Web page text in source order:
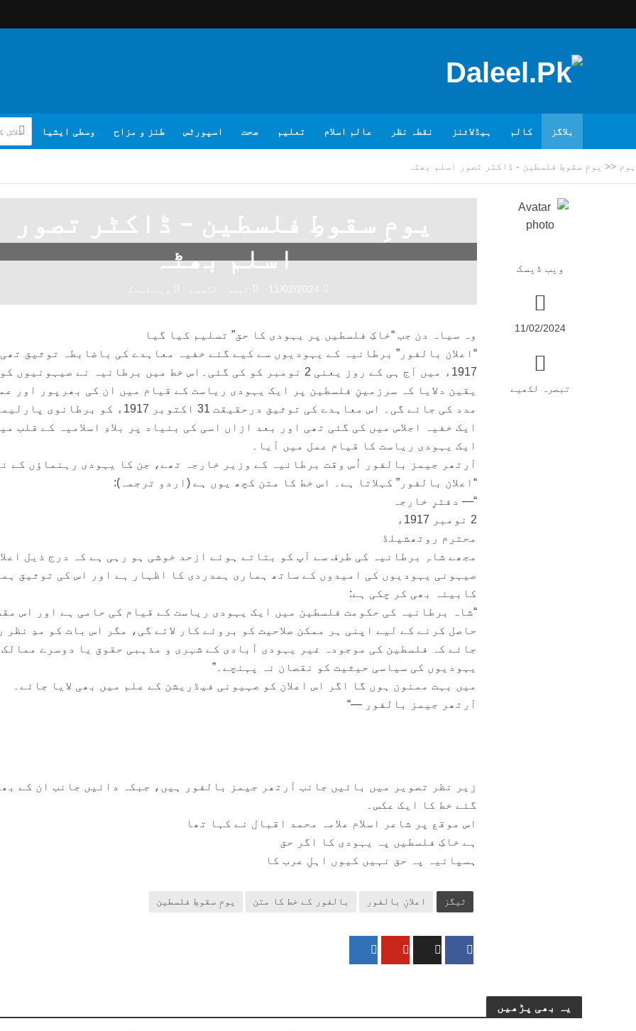
بلاگز کالم ہیڈلائنز نقطہ نظر عالم اسلام تعلیم صحت اسپورٹس طنز و مزاح وسطی ایشیا
ہوم << یومِ سقوطِ فلسطین - ڈاکٹر تصور اسلم بھٹہ
ویب ڈیسک
11/02/2024
تبصرہ لکھیے
یومِ سقوطِ فلسطین – ڈاکٹر تصور
اسلم بھٹہ
11/02/2024
وہ سیاہ دن جب “خاکِ فلسطیں پر یہودی کا حق” تسلیم کیا گیا
“اعلان بالفور” برطانیہ کے یہودیوں سے کیے گئے خفیہ معاہدے کی باضابطہ توثیق
1917ء میں آج ہی کے روز یعنی 2 نومبر کو کی گئی۔اس خط میں برطانیہ نے صیہونیوں
یقین دلایا کہ سرزمینِ فلسطین پر ایک یہودی ریاست کے قیام میں ان کی بھرپور اور
مدد کی جائے گی۔ اس معاہدے کی توثیق درحقیقت 31 اکتوبر 1917ء کو
ایک خفیہ اجلاس میں کی گئی تھی اور بعد ازاں اسی کی بنیاد پر بلادِ اسلامیہ کے قلب
ایک یہودی ریاست کا قیام عمل میں آیا۔
آرتھر جیمز بالفور اُس وقت برطانیہ کے وزیر خارجہ تھے، جن کا یہودی رہنماؤں کے
“اعلان بالفور” کہلاتا ہے۔ اس خط کا متن کچھ یوں ہے (اردو ترجمہ):
“— دفترِ خارجہ
2 نومبر 1917ء
محترم روتھشیلڈ
مجھے شاہِ برطانیہ کی طرف سے آپ کو بتاتے ہوئے ازحد خوشی ہو رہی ہے کہ درج ذیل
صیہونی یہودیوں کی امیدوں کے ساتھ ہماری ہمدردی کا اظہار ہے اور اس کی توثیق
کابینہ بھی کر چکی ہے:
“شاہ برطانیہ کی حکومت فلسطین میں ایک یہودی ریاست کے قیام کی حامی ہے اور اس
حاصل کرنے کے لیے اپنی ہر ممکن صلاحیت کو بروئے کار لائے گی، مگر اس بات کو مدِ نظر
جائے کہ فلسطین کی موجودہ غیر یہودی آبادی کے شہری و مذہبی حقوق یا دوسرے
یہودیوں کی سیاسی حیثیت کو نقصان نہ پہنچے۔”
میں بہت ممنون ہوں گا اگر اس اعلان کو صہیونی فیڈریشن کے علم میں بھی لایا جائے۔
آرتھر جیمز بالفور —“
زیر نظر تصویر میں بائیں جانب آرتھر جیمز بالفور ہیں، جبکہ دائیں جانب ان کے
گئے خط کا ایک عکس۔
اس موقع پر شاعر اسلام علامہ محمد اقبال نے کہا تھا
ہے خاکِ فلسطیں پہ یہودی کا اگر حق
ہسپانیہ پہ حق نہیں کیوں اہلِ عرب کا
ٹیگز اعلانِ بالفور بالفور کے خط کا متن یومِ سقوطِ فلسطین
یہ بھی پڑھیں